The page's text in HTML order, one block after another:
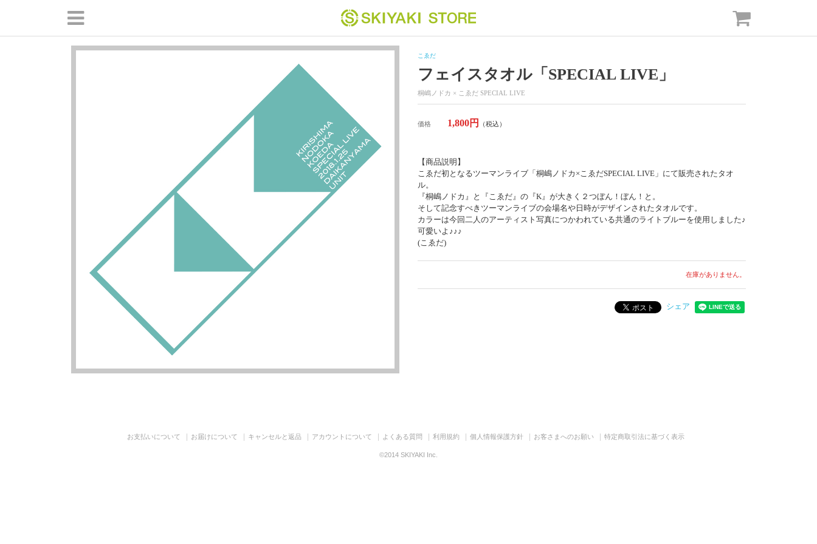
こゑだ
フェイスタオル「SPECIAL LIVE」
桐嶋ノドカ × こゑだ SPECIAL LIVE
価格 1,800円 （税込）
【商品説明】
こゑだ初となるツーマンライブ「桐嶋ノドカ×こゑだSPECIAL LIVE」にて販売されたタオ
ル。
『桐嶋ノドカ』と『こゑだ』の『K』が大きく２つぼん！ぼん！と。
そして記念すべきツーマンライブの会場名や日時がデザインされたタオルです。
カラーは今回二人のアーティスト写真につかわれている共通のライトブルーを使用しました♪
可愛いよ♪♪♪
(こゑだ)
在庫がありません。
シェア
お支払いについて お届けについて キャンセルと返品 アカウントについて よくある質問 利用規約 個人情報保護方針 お客さまへのお願い 特定商取引法に基づく表示
©2014 SKIYAKI Inc.